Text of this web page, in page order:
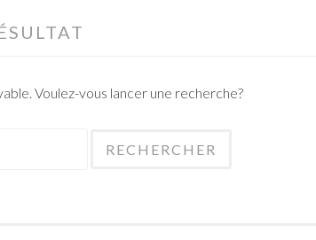
Voulez-vous lancer une recherche?